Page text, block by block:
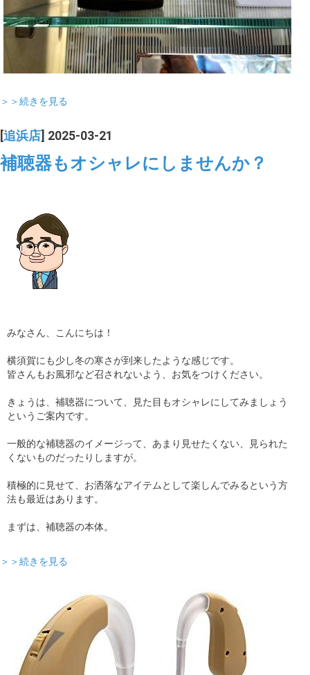
＞＞続きを見る
[追浜店] 2025-03-21
補聴器もオシャレにしませんか？
みなさん、こんにちは！
横須賀にも少し冬の寒さが到来したような感じです。
皆さんもお風邪など召されないよう、お気をつけください。
きょうは、補聴器について、見た目もオシャレにしてみましょう
というご案内です。
一般的な補聴器のイメージって、あまり見せたくない、見られた
くないものだったりしますが。
積極的に見せて、お洒落なアイテムとして楽しんでみるという方
法も最近はあります。
まずは、補聴器の本体。
＞＞続きを見る